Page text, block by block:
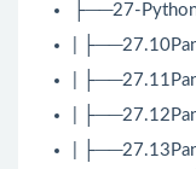
├──27-Python
|
|
|
|